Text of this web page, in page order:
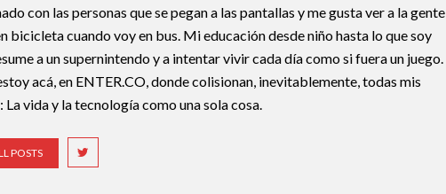
con las personas que se pegan a las pantallas y me gusta ver a la gente
bicicleta cuando voy en bus. Mi educación desde niño hasta lo que soy
a un supernintendo y a intentar vivir cada día como si fuera un juego.
acá, en ENTER.CO, donde colisionan, inevitablemente, todas mis
La vida y la tecnología como una sola cosa.
POSTS